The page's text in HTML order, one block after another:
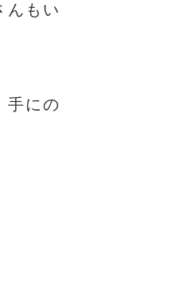
んもい
手にの